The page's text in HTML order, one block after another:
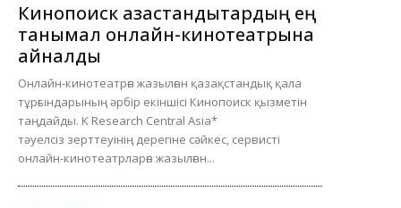
Кинопоиск қазақстандықтардың ең
танымал онлайн-кинотеатрына
айналды
Онлайн-кинотеатрға жазылған қазақстандық қала
тұрғындарының әрбір екіншісі Кинопоиск қызметін
таңдайды. K Research Central Asia*
тәуелсіз зерттеуінің дерегіне сәйкес, сервисті
онлайн-кинотеатрларға жазылған...